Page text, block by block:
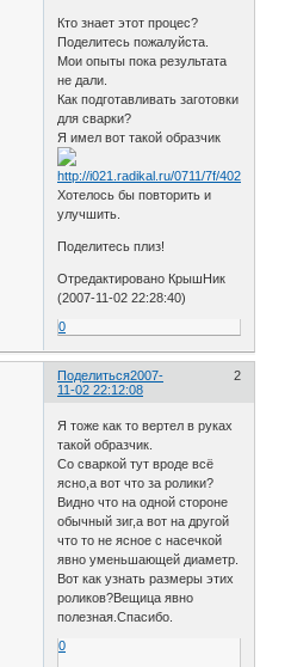
Кто знает этот процес?
Поделитесь пожалуйста.
Мои опыты пока результата
не дали.
Как подготавливать заготовки
для сварки?
Я имел вот такой образчик
Хотелось бы повторить и
улучшить.
Поделитесь плиз!
Отредактировано КрышНик
(2007-11-02 22:28:40)
0
Поделиться 2
2007-
11-02 22:12:08
Я тоже как то вертел в руках
такой образчик.
Со сваркой тут вроде всё
ясно,а вот что за ролики?
Видно что на одной стороне
обычный зиг,а вот на другой
что то не ясное с насечкой
явно уменьшающей диаметр.
Вот как узнать размеры этих
роликов?Вещица явно
полезная.Спасибо.
0